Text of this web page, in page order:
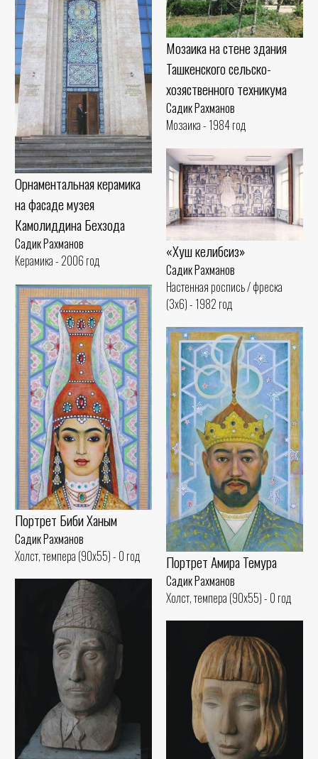
Мозаика на стене здания
Ташкенского сельско-
хозяственного техникума
Садик Рахманов
Мозаика - 1984 год
Орнаментальная керамика
на фасаде музея
Камолиддина Бехзода
Садик Рахманов
Керамика - 2006 год
«Хуш келибсиз»
Садик Рахманов
Настенная роспись / фреска
(3x6) - 1982 год
Портрет Биби Ханым
Садик Рахманов
Холст, темпера (90x55) - 0 год
Портрет Амира Темура
Садик Рахманов
Холст, темпера (90x55) - 0 год